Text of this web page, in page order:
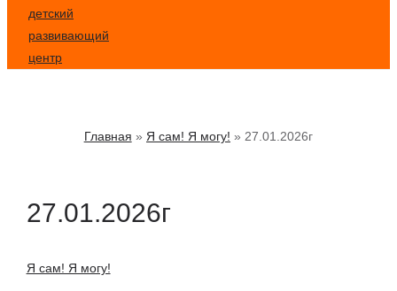
Главная Я сам! Я могу! 27.01.2026г
27.01.2026г
Я сам! Я могу!